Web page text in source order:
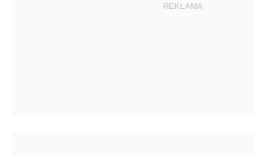
REKLAMA